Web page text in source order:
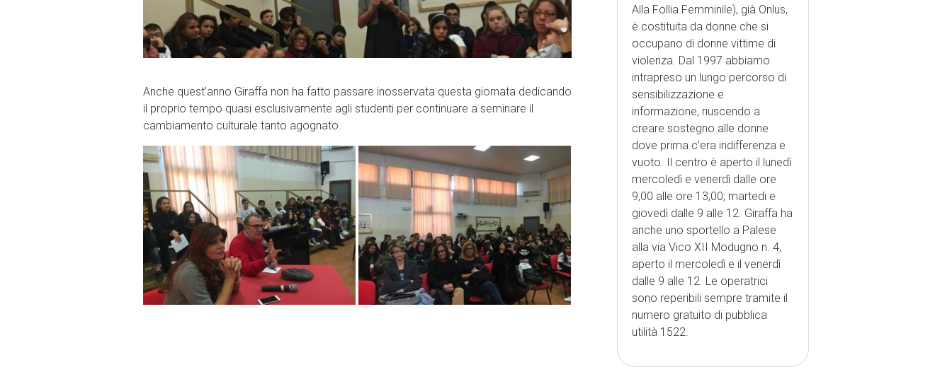
Anche quest’anno Giraffa non ha fatto passare inosservata questa giornata dedicando
il proprio tempo quasi esclusivamente agli studenti per continuare a seminare il
cambiamento culturale tanto agognato.
Alla Follia Femminile), già Onlus,
è costituita da donne che si
occupano di donne vittime di
violenza. Dal 1997 abbiamo
intrapreso un lungo percorso di
sensibilizzazione e
informazione, riuscendo a
creare sostegno alle donne
dove prima c’era indifferenza e
vuoto. Il centro è aperto il lunedì
mercoledì e venerdì dalle ore
9,00 alle ore 13,00; martedi e
giovedì dalle 9 alle 12. Giraffa ha
anche uno sportello a Palese
alla via Vico XII Modugno n. 4,
aperto il mercoledì e il venerdì
dalle 9 alle 12. Le operatrici
sono reperibili sempre tramite il
numero gratuito di pubblica
utilità 1522.